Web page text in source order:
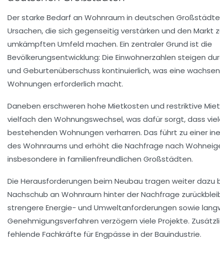
Der starke Bedarf an Wohnraum in deutschen
Ursachen, die sich gegenseitig verstärken und den Markt
umkämpften Umfeld machen. Ein zentraler Grund ist die
Bevölkerungsentwicklung: Die Einwohnerzahlen steigen
und Geburtenüberschuss kontinuierlich, was eine
Wohnungen erforderlich macht.
Daneben erschweren hohe Mietkosten und restriktive
vielfach den Wohnungswechsel, was dafür sorgt, dass
bestehenden Wohnungen verharren. Das führt zu einer
des Wohnraums und erhöht die Nachfrage nach
insbesondere in familienfreundlichen Großstädten.
Die Herausforderungen beim Neubau tragen weiter dazu
Nachschub an Wohnraum hinter der Nachfrage
strengere Energie- und Umweltanforderungen sowie
Genehmigungsverfahren verzögern viele Projekte.
fehlende Fachkräfte für Engpässe in der Bauindustrie.